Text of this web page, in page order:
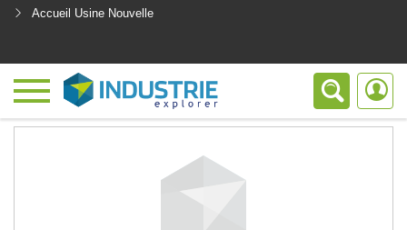
Accueil Usine Nouvelle